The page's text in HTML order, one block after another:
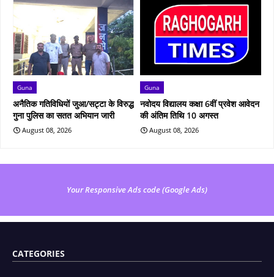
Guna
अनैतिक गतिविधियों जुआ/सट्टा के विरुद्ध
गुना पुलिस का सतत अभियान जारी
August 08, 2026
Guna
नवोदय विद्यालय कक्षा 6वीं प्रवेश आवेदन
की अंतिम तिथि 10 अगस्त
August 08, 2026
Your Responsive Ads code (Google Ads)
CATEGORIES